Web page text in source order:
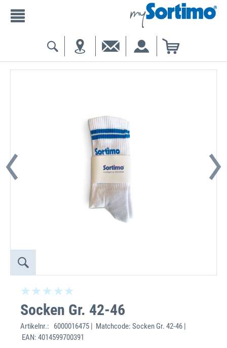
Socken Gr. 42-46
Artikelnr.:
6000016475 | Matchcode: Socken Gr. 42-46 |
EAN: 4014599700391